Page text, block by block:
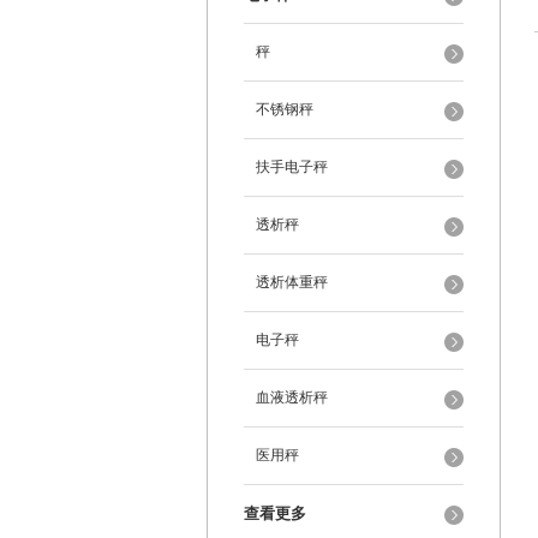
秤
不锈钢秤
扶手电子秤
透析秤
透析体重秤
电子秤
血液透析秤
医用秤
查看更多